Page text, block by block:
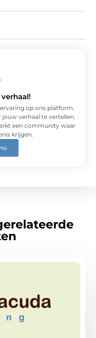
op ons platform.
verhaal te vertellen.
een community waar
krijgen.